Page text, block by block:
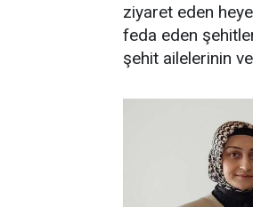
ziyaret eden
feda eden
şehit ailelerinin